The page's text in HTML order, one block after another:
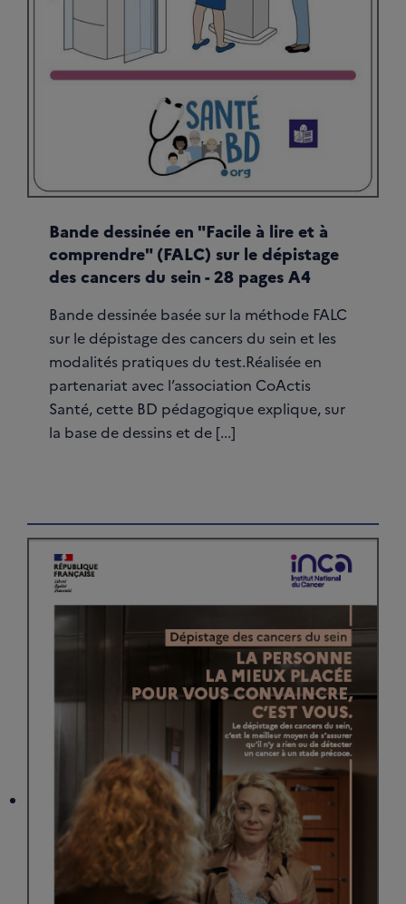
Bande dessinée en "Facile à lire et à
comprendre" (FALC) sur le dépistage
des cancers du sein - 28 pages A4
Bande dessinée basée sur la méthode FALC
sur le dépistage des cancers du sein et les
modalités pratiques du test.Réalisée en
partenariat avec l’association CoActis
Santé, cette BD pédagogique explique, sur
la base de dessins et de [...]